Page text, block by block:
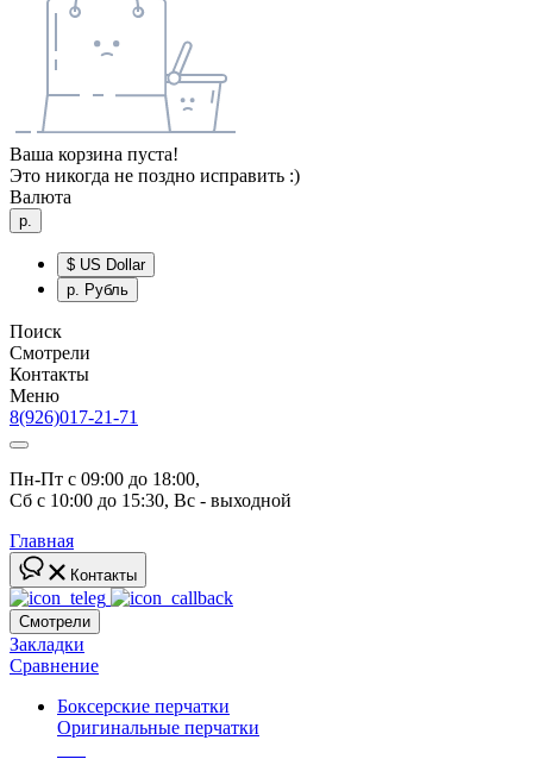
Ваша корзина пуста!
Это никогда не поздно исправить :)
Валюта
р.
$ US Dollar
р. Рубль
Поиск
Смотрели
Контакты
Меню
8(926)017-21-71
Пн-Пт с 09:00 до 18:00,
Сб с 10:00 до 15:30, Вс - выходной
Главная
Контакты
Смотрели
Закладки
Сравнение
Боксерские перчатки
Оригинальные перчатки